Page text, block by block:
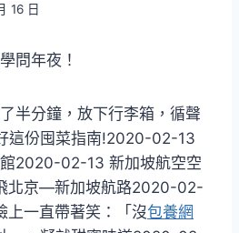
16 日
問年夜！
半分鐘，放下行李箱，循聲
這份囤菜指南!2020-02-13
2020-02-13 新加坡航空空
北京—新加坡航路2020-02-
上一直帶著笑：「沒包養網